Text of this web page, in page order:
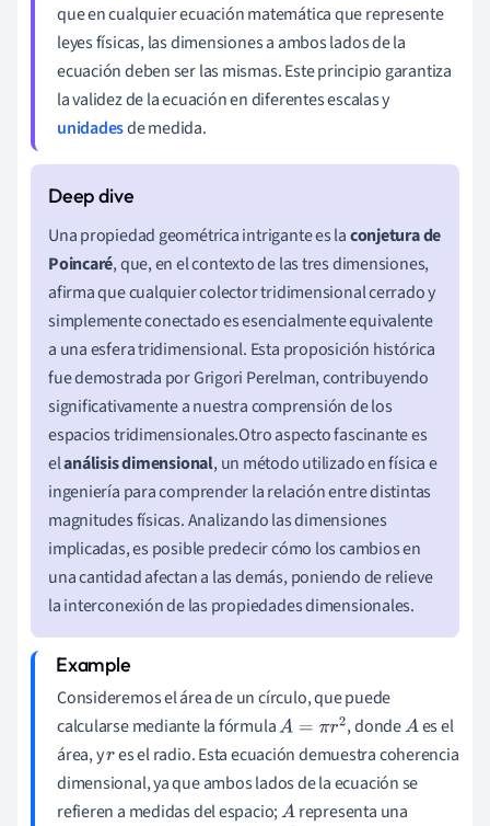
que en cualquier ecuación matemática que represente
leyes físicas, las dimensiones a ambos lados de la
ecuación deben ser las mismas. Este principio garantiza
la validez de la ecuación en diferentes escalas y
unidadesde medida.
Una propiedad geométrica intrigante es laconjetura de
Poincaré, que, en el contexto de las tres dimensiones,
afirma que cualquier colector tridimensional cerrado y
simplemente conectado es esencialmente equivalente
a una esfera tridimensional. Esta proposición histórica
fue demostrada por Grigori Perelman, contribuyendo
significativamente a nuestra comprensión de los
espacios tridimensionales.Otro aspecto fascinante es
elanálisis dimensional, un método utilizado en física e
ingeniería para comprender la relación entre distintas
magnitudes físicas. Analizando las dimensiones
implicadas, es posible predecir cómo los cambios en
una cantidad afectan a las demás, poniendo de relieve
la interconexión de las propiedades dimensionales.
Consideremos el área de un círculo, que puede
calcularse mediante la fórmulaA= πr 2 , dondeA es el
área, yr es el radio. Esta ecuación demuestra coherencia
dimensional, ya que ambos lados de la ecuación se
refieren a medidas del espacio;A representa una